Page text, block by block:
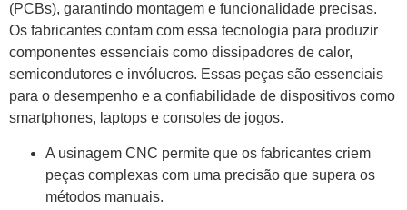
(PCBs), garantindo montagem e funcionalidade precisas.
Os fabricantes contam com essa tecnologia para produzir
componentes essenciais como dissipadores de calor,
semicondutores e invólucros. Essas peças são essenciais
para o desempenho e a confiabilidade de dispositivos como
smartphones, laptops e consoles de jogos.
A usinagem CNC permite que os fabricantes criem
peças complexas com uma precisão que supera os
métodos manuais.